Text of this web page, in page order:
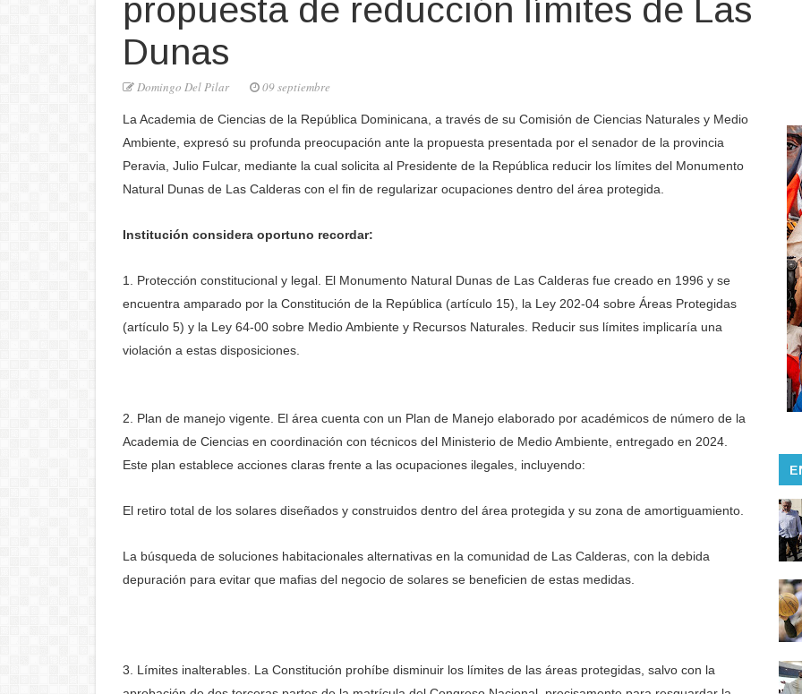
propuesta de reducción límites de Las
Dunas
Domingo Del Pilar 09 septiembre
La Academia de Ciencias de la República Dominicana, a través de su Comisión de Ciencias Naturales y Medio
Ambiente, expresó su profunda preocupación ante la propuesta presentada por el senador de la provincia
Peravia, Julio Fulcar, mediante la cual solicita al Presidente de la República reducir los límites del Monumento
Natural Dunas de Las Calderas con el fin de regularizar ocupaciones dentro del área protegida.
Institución considera oportuno recordar:
1. Protección constitucional y legal. El Monumento Natural Dunas de Las Calderas fue creado en 1996 y se
encuentra amparado por la Constitución de la República (artículo 15), la Ley 202-04 sobre Áreas Protegidas
(artículo 5) y la Ley 64-00 sobre Medio Ambiente y Recursos Naturales. Reducir sus límites implicaría una
violación a estas disposiciones.
2. Plan de manejo vigente. El área cuenta con un Plan de Manejo elaborado por académicos de número de la
Academia de Ciencias en coordinación con técnicos del Ministerio de Medio Ambiente, entregado en 2024.
Este plan establece acciones claras frente a las ocupaciones ilegales, incluyendo:
El retiro total de los solares diseñados y construidos dentro del área protegida y su zona de amortiguamiento.
La búsqueda de soluciones habitacionales alternativas en la comunidad de Las Calderas, con la debida
depuración para evitar que mafias del negocio de solares se beneficien de estas medidas.
3. Límites inalterables. La Constitución prohíbe disminuir los límites de las áreas protegidas, salvo con la